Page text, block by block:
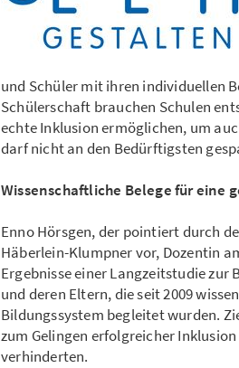
und Schüler mit ihren individuellen
Schülerschaft brauchen Schulen
echte Inklusion ermöglichen, um
darf nicht an den Bedürftigsten
Wissenschaftliche Belege für eine
Enno Hörsgen, der pointiert durch
Häberlein-Klumpner vor, Dozentin
Ergebnisse einer Langzeitstudie
und deren Eltern, die seit 2009
Bildungssystem begleitet wurden.
zum Gelingen erfolgreicher
verhinderten.